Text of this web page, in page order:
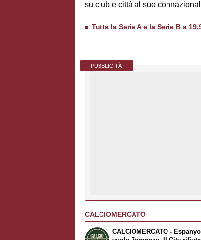
su club e città al suo
Tutta la Serie A e la Serie B a
PUBBLICITÀ
CALCIOMERCATO
CALCIOMERCATO -